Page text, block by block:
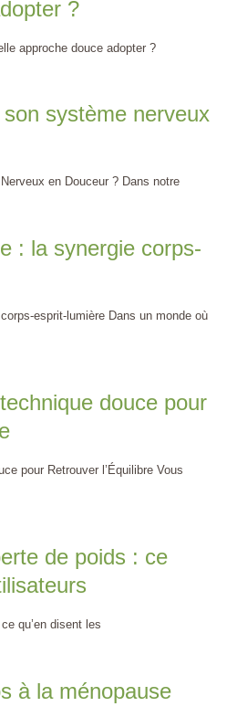
?
approche douce adopter ?
système nerveux
en Douceur ? Dans notre
: la synergie corps-
esprit-lumière Dans un monde où
douce pour
pour Retrouver l’Équilibre Vous
de poids : ce
qu’en disent les
à la ménopause